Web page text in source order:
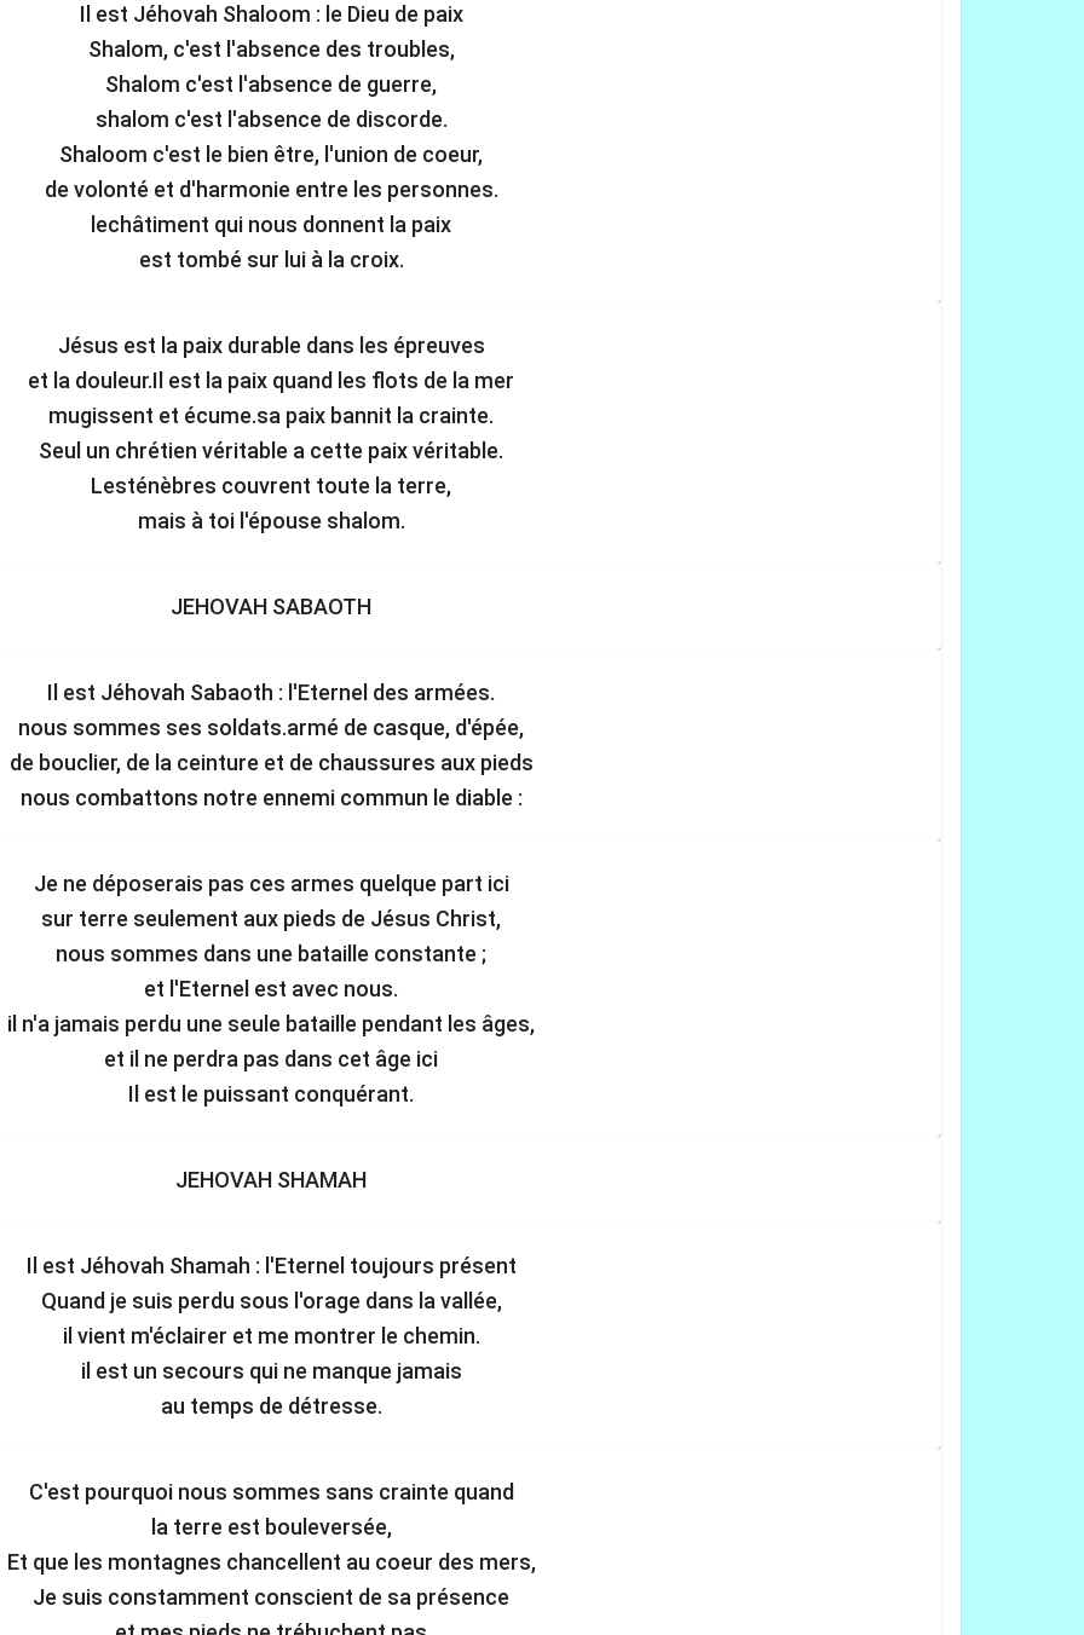
Il est Jéhovah Shaloom : le Dieu de paix
Shalom, c'est l'absence des troubles,
Shalom c'est l'absence de guerre,
shalom c'est l'absence de discorde.
Shaloom c'est le bien être, l'union de coeur,
de volonté et d'harmonie entre les personnes.
lechâtiment qui nous donnent la paix
est tombé sur lui à la croix.
Jésus est la paix durable dans les épreuves
et la douleur.Il est la paix quand les flots de la mer
mugissent et écume.sa paix bannit la crainte.
Seul un chrétien véritable a cette paix véritable.
Lesténèbres couvrent toute la terre,
mais à toi l'épouse shalom.
JEHOVAH SABAOTH
Il est Jéhovah Sabaoth : l'Eternel des armées.
nous sommes ses soldats.armé de casque, d'épée,
de bouclier, de la ceinture et de chaussures aux pieds
nous combattons notre ennemi commun le diable :
Je ne déposerais pas ces armes quelque part ici
sur terre seulement aux pieds de Jésus Christ,
nous sommes dans une bataille constante ;
et l'Eternel est avec nous.
il n'a jamais perdu une seule bataille pendant les âges,
et il ne perdra pas dans cet âge ici
Il est le puissant conquérant.
JEHOVAH SHAMAH
Il est Jéhovah Shamah : l'Eternel toujours présent
Quand je suis perdu sous l'orage dans la vallée,
il vient m'éclairer et me montrer le chemin.
il est un secours qui ne manque jamais
au temps de détresse.
C'est pourquoi nous sommes sans crainte quand
la terre est bouleversée,
Et que les montagnes chancellent au coeur des mers,
Je suis constamment conscient de sa présence